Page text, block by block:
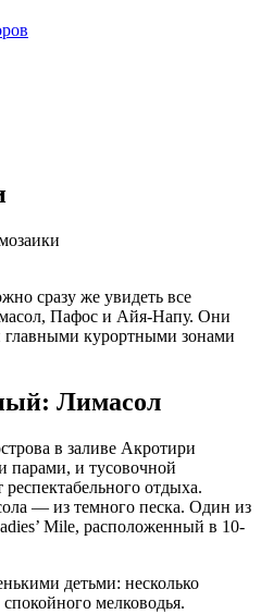
сразу же увидеть все
Пафос и Айя-Напу. Они
курортными зонами
Лимасол
в заливе Акротири
и тусовочной
отдыха.
— из темного песка. Один из
Mile, расположенный в 10-
детьми: несколько
мелководья.